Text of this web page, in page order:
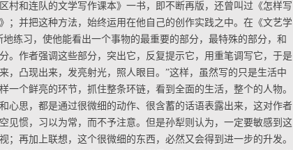
村和连队的文学写作课本》一书，即不断再版，还曾叫过《怎样写
；并把这种方法，始终运用在他自己的创作实践之中。在《文艺学
练习，使他能看出一个事物的最重要的部分，最特殊的部分，和
。作者强调这些部分，突出它，反复提示它，用重笔调写它，于是
，凸现出来，发亮射光，照人眼目。”这样，虽然写的只是生活中
一个鲜亮的环节，抓住整条环链，看到全面的生活，整个的人物。
心思，都是通过很微细的动作、很含蓄的话语表露出来，这对作者
见惯，习以为常，而不予注意。但是孙犁则认为，一定要敏感到这
；再加上联想，这个很微细的东西，必然又会得到进一步的升发。